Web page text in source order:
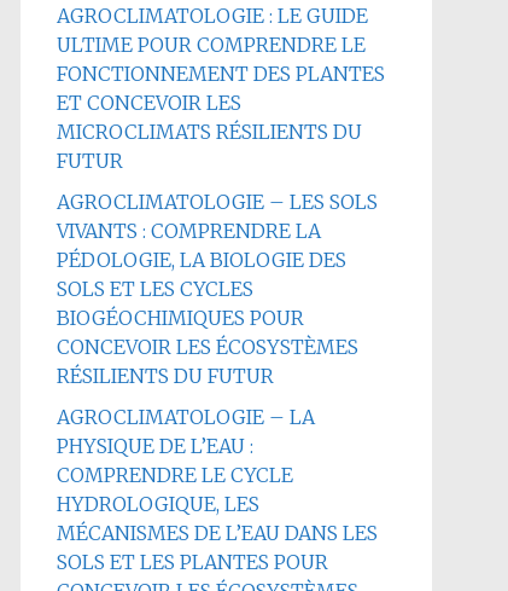
AGROCLIMATOLOGIE : LE GUIDE
ULTIME POUR COMPRENDRE LE
FONCTIONNEMENT DES PLANTES
ET CONCEVOIR LES
MICROCLIMATS RÉSILIENTS DU
FUTUR
AGROCLIMATOLOGIE – LES SOLS
VIVANTS : COMPRENDRE LA
PÉDOLOGIE, LA BIOLOGIE DES
SOLS ET LES CYCLES
BIOGÉOCHIMIQUES POUR
CONCEVOIR LES ÉCOSYSTÈMES
RÉSILIENTS DU FUTUR
AGROCLIMATOLOGIE – LA
PHYSIQUE DE L’EAU :
COMPRENDRE LE CYCLE
HYDROLOGIQUE, LES
MÉCANISMES DE L’EAU DANS LES
SOLS ET LES PLANTES POUR